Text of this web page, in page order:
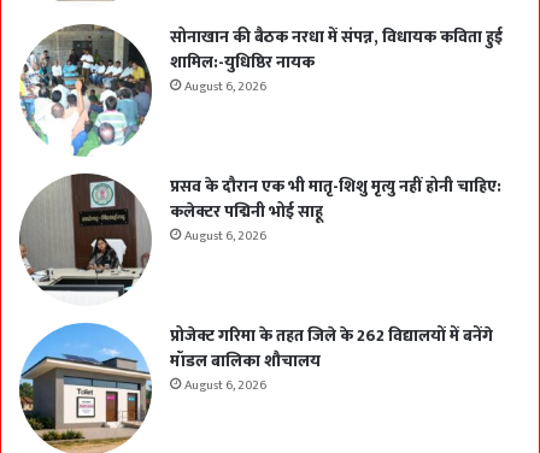
सोनाखान की बैठक नरधा में संपन्न, विधायक कविता हुई
शामिल:-युधिष्ठिर नायक
August 6, 2026
प्रसव के दौरान एक भी मातृ-शिशु मृत्यु नहीं होनी चाहिए:
कलेक्टर पद्मिनी भोई साहू
August 6, 2026
प्रोजेक्ट गरिमा के तहत जिले के 262 विद्यालयों में बनेंगे
मॉडल बालिका शौचालय
August 6, 2026